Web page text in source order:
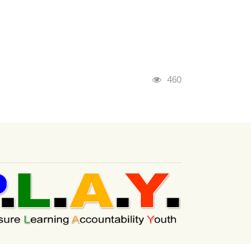
瀏覽人次
460